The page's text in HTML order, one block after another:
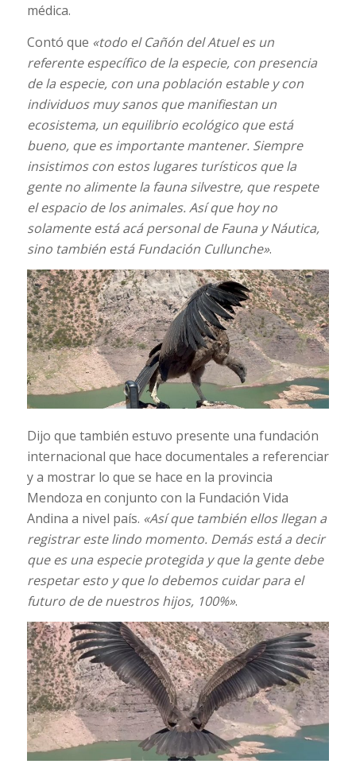
médica.
Contó que «todo el Cañón del Atuel es un
referente específico de la especie, con presencia
de la especie, con una población estable y con
individuos muy sanos que manifiestan un
ecosistema, un equilibrio ecológico que está
bueno, que es importante mantener. Siempre
insistimos con estos lugares turísticos que la
gente no alimente la fauna silvestre, que respete
el espacio de los animales. Así que hoy no
solamente está acá personal de Fauna y Náutica,
sino también está Fundación Cullunche».
Dijo que también estuvo presente una fundación
internacional que hace documentales a referenciar
y a mostrar lo que se hace en la provincia
Mendoza en conjunto con la Fundación Vida
Andina a nivel país. «Así que también ellos llegan a
registrar este lindo momento. Demás está a decir
que es una especie protegida y que la gente debe
respetar esto y que lo debemos cuidar para el
futuro de de nuestros hijos, 100%».